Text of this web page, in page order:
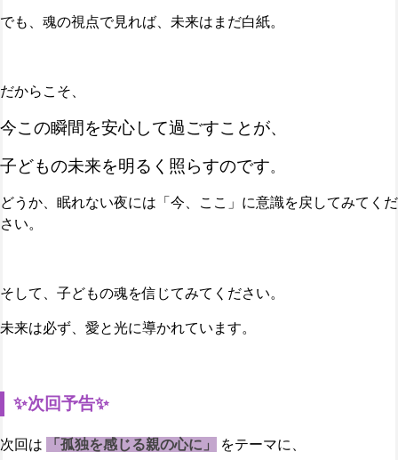
でも、魂の視点で見れば、未来はまだ白紙。
だからこそ、
今この瞬間を安心して過ごすことが、
子どもの未来を明るく照らすのです。
どうか、眠れない夜には「今、ここ」に意識を戻してみてくだ
さい。
そして、子どもの魂を信じてみてください。
未来は必ず、愛と光に導かれています。
✨次回予告✨
次回は 「孤独を感じる親の心に」 をテーマに、